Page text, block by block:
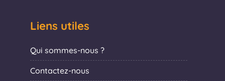
Liens utiles
Qui sommes-nous ?
Contactez-nous